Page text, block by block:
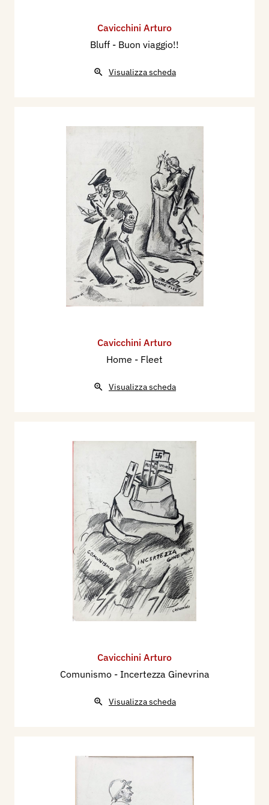
Cavicchini Arturo
Bluff - Buon viaggio!!
Visualizza scheda
Cavicchini Arturo
Home - Fleet
Visualizza scheda
Cavicchini Arturo
Comunismo - Incertezza Ginevrina
Visualizza scheda